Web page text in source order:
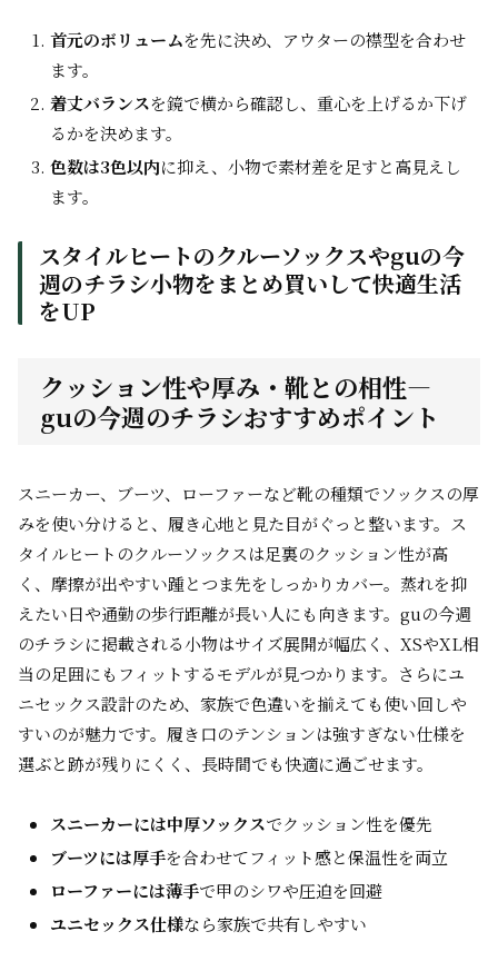
首元のボリュームを先に決め、アウターの襟型を合わせ
ます。
着丈バランスを鏡で横から確認し、重心を上げるか下げ
るかを決めます。
色数は3色以内に抑え、小物で素材差を足すと高見えし
ます。
スタイルヒートのクルーソックスやguの今
週のチラシ小物をまとめ買いして快適生活
をUP
クッション性や厚み・靴との相性—
guの今週のチラシおすすめポイント
スニーカー、ブーツ、ローファーなど靴の種類でソックスの厚
みを使い分けると、履き心地と見た目がぐっと整います。ス
タイルヒートのクルーソックスは足裏のクッション性が高
く、摩擦が出やすい踵とつま先をしっかりカバー。蒸れを抑
えたい日や通勤の歩行距離が長い人にも向きます。guの今週
のチラシに掲載される小物はサイズ展開が幅広く、XSやXL相
当の足囲にもフィットするモデルが見つかります。さらにユ
ニセックス設計のため、家族で色違いを揃えても使い回しや
すいのが魅力です。履き口のテンションは強すぎない仕様を
選ぶと跡が残りにくく、長時間でも快適に過ごせます。
スニーカーには中厚ソックスでクッション性を優先
ブーツには厚手を合わせてフィット感と保温性を両立
ローファーには薄手で甲のシワや圧迫を回避
ユニセックス仕様なら家族で共有しやすい